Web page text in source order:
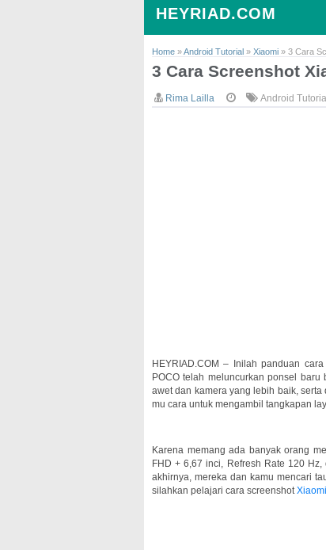
HEYRIAD.COM
Home »Android Tutorial » Xiaomi » 3 Cara
3 Cara Screenshot
Rima Lailla Android Tutorial
HEYRIAD.COM – Inilah panduan
POCO telah meluncurkan ponsel
awet dan kamera yang lebih baik,
mu cara untuk mengambil tangkapan
Karena memang ada banyak orang
FHD + 6,67 inci, Refresh Rate 120
akhirnya, mereka dan kamu mencari
silahkan pelajari cara screenshot